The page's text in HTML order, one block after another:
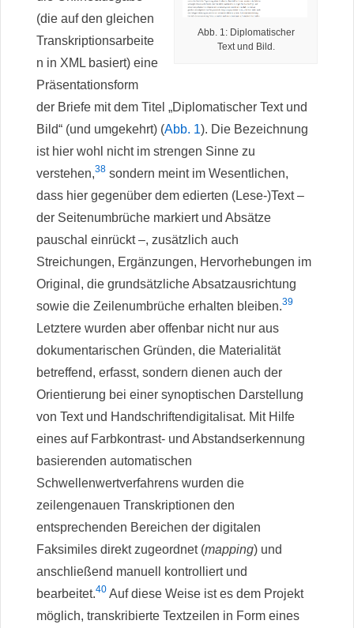
Abb. 1: Diplomatischer
Text und Bild.
(die auf den gleichen
Transkriptionsarbeite
n in XML basiert) eine
Präsentationsform
der Briefe mit dem Titel „Diplomatischer Text und
Bild“ (und umgekehrt) (Abb. 1). Die Bezeichnung
ist hier wohl nicht im strengen Sinne zu
verstehen,38 sondern meint im Wesentlichen,
dass hier gegenüber dem edierten (Lese-)Text –
der Seitenumbrüche markiert und Absätze
pauschal einrückt –, zusätzlich auch
Streichungen, Ergänzungen, Hervorhebungen im
Original, die grundsätzliche Absatzausrichtung
sowie die Zeilenumbrüche erhalten bleiben.39
Letztere wurden aber offenbar nicht nur aus
dokumentarischen Gründen, die Materialität
betreffend, erfasst, sondern dienen auch der
Orientierung bei einer synoptischen Darstellung
von Text und Handschriftendigitalisat. Mit Hilfe
eines auf Farbkontrast- und Abstandserkennung
basierenden automatischen
Schwellenwertverfahrens wurden die
zeilengenauen Transkriptionen den
entsprechenden Bereichen der digitalen
Faksimiles direkt zugeordnet (mapping) und
anschließend manuell kontrolliert und
bearbeitet.40 Auf diese Weise ist es dem Projekt
möglich, transkribierte Textzeilen in Form eines